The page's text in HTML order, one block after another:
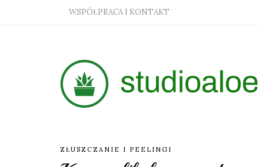
WSPÓŁPRACA I KONTAKT
ZŁUSZCZANIE I PEELINGI